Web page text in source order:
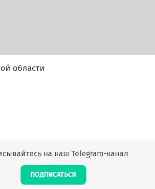
области
на наш Telegram-канал
ПОДПИСАТЬСЯ